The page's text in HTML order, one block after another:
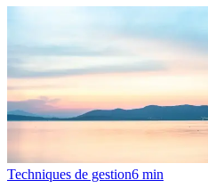
Techniques de gestion6 min